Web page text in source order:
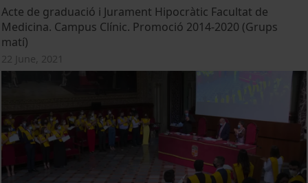
Acte de graduació i Jurament Hipocràtic Facultat de
Medicina. Campus Clínic. Promoció 2014-2020 (Grups
matí)
22 June, 2021